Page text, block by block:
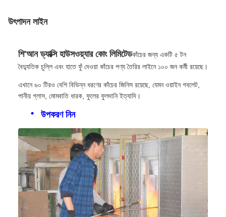
উৎপাদন লাইন
শি'আন ড্যাক্সি হাউসওয়্যার কোং লিমিটেডকাঁচের জন্য একটি ৫ টন
বৈদ্যুতিক চুল্লি এবং হাতে ফুঁ দেওয়া কাঁচের পণ্য তৈরির লাইনে ১০০ জন কর্মী রয়েছে।
এখানে ৬০ টিরও বেশি বিভিন্ন ধরণের কাঁচের জিনিস রয়েছে, যেমন ওয়াইন গবলেট,
পানীয় গ্লাস, মোমবাতি ধারক, ফুলের ফুলদানি ইত্যাদি।
উপকরণ নিন